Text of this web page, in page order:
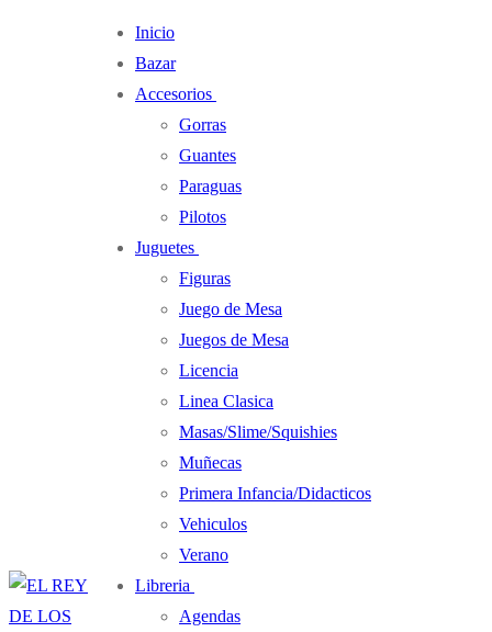
Inicio
Bazar
Accesorios
Gorras
Guantes
Paraguas
Pilotos
Juguetes
Figuras
Juego de Mesa
Juegos de Mesa
Licencia
Linea Clasica
Masas/Slime/Squishies
Muñecas
Primera Infancia/Didacticos
Vehiculos
Verano
Libreria
Agendas